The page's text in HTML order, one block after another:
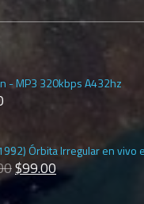
- MP3 320kbps A432hz
Órbita Irregular en vivo
$99.00